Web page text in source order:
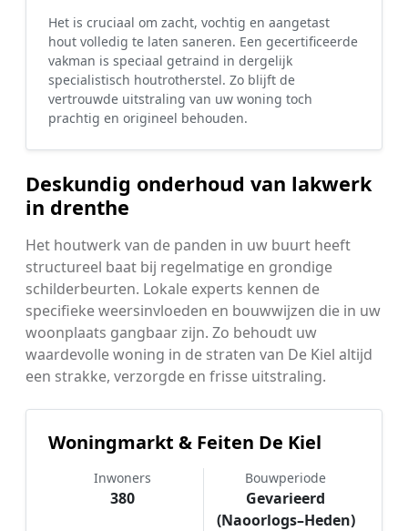
Het is cruciaal om zacht, vochtig en aangetast
hout volledig te laten saneren. Een gecertificeerde
vakman is speciaal getraind in dergelijk
specialistisch houtrotherstel. Zo blijft de
vertrouwde uitstraling van uw woning toch
prachtig en origineel behouden.
Deskundig onderhoud van lakwerk
in drenthe
Het houtwerk van de panden in uw buurt heeft
structureel baat bij regelmatige en grondige
schilderbeurten. Lokale experts kennen de
specifieke weersinvloeden en bouwwijzen die in uw
woonplaats gangbaar zijn. Zo behoudt uw
waardevolle woning in de straten van De Kiel altijd
een strakke, verzorgde en frisse uitstraling.
Woningmarkt & Feiten De Kiel
Inwoners
380
Bouwperiode
Gevarieerd
(Naoorlogs–Heden)